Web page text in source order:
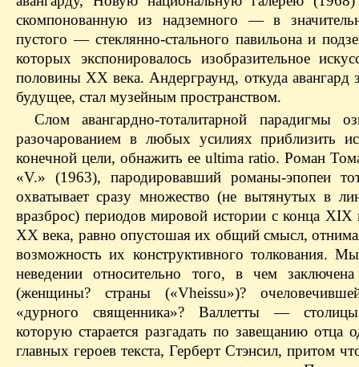
скомпонованную из надземного — в
пустого — стеклянно-стального павильона и
которых экспонировалось изобразительное
половины ХХ века. Андерграунд, откуда авангард
будущее, стал музейным пространством.
Слом авангардно-тоталитарной парадигмы
разочарованием в любых усилиях приблизить
конечной цели, обнажить ее ultima ratio. Роман
«V.» (1963), пародировавший романы-эпопеи
охватывает сразу множество (не вытянутых в
вразброс) периодов мировой истории с конца XIX
ХХ века, равно опустошая их общий смысл,
возможность их конструктивного толкования.
неведении относительно того, в чем
(женщины? страны («Vheissu»)?
«дурного священника»? Валлетты —
которую старается разгадать по завещанию отца
главных героев текста, Герберт Стэнсил, притом